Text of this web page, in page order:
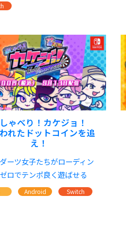
ゃべり！カケジョ！
れたドットコインを追
え！
ーツ女子たちがローディン
ロでテンポ良く遊ばせる
Android Switch